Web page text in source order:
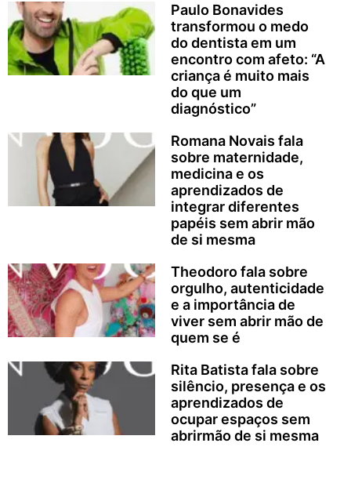
Paulo Bonavides
transformou o medo
do dentista em um
encontro com afeto: “A
criança é muito mais
do que um
diagnóstico”
Romana Novais fala
sobre maternidade,
medicina e os
aprendizados de
integrar diferentes
papéis sem abrir mão
de si mesma
Theodoro fala sobre
orgulho, autenticidade
e a importância de
viver sem abrir mão de
quem se é
Rita Batista fala sobre
silêncio, presença e os
aprendizados de
ocupar espaços sem
abrirmão de si mesma